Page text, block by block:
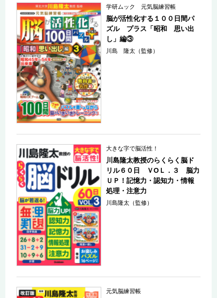
学研ムック 元気脳練習帳
脳が活性化する１００日間パ
ズル プラス「昭和 思い出
し」編③
川島 隆太（監修）
大きな字で脳活性！
川島隆太教授のらくらく脳ド
リル６０日 ＶОＬ．３ 脳力
ＵＰ！記憶力・認知力・情報
処理・注意力
川島隆太（監修）
元気脳練習帳